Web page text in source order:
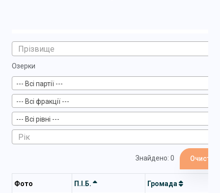
Озерки
--- Всі партії ---
--- Всі фракції ---
--- Всі рівні ---
Знайдено: 0
Фото П.І.Б. Громада